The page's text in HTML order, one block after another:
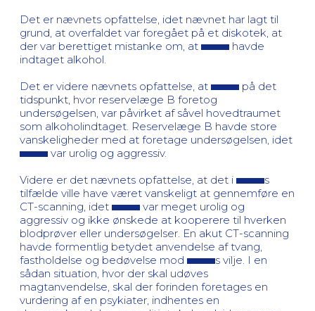
Det er nævnets opfattelse, idet nævnet har lagt til
grund, at overfaldet var foregået på et diskotek, at
der var berettiget mistanke om, at
havde
indtaget alkohol.
Det er videre nævnets opfattelse, at
på det
tidspunkt, hvor reservelæge B foretog
undersøgelsen, var påvirket af såvel hovedtraumet
som alkoholindtaget. Reservelæge B havde store
vanskeligheder med at foretage undersøgelsen, idet
var urolig og aggressiv.
Videre er det nævnets opfattelse, at det i
s
tilfælde ville have været vanskeligt at gennemføre en
CT-scanning, idet
var meget urolig og
aggressiv og ikke ønskede at kooperere til hverken
blodprøver eller undersøgelser. En akut CT-scanning
havde formentlig betydet anvendelse af tvang,
fastholdelse og bedøvelse mod
s vilje. I en
sådan situation, hvor der skal udøves
magtanvendelse, skal der forinden foretages en
vurdering af en psykiater, indhentes en